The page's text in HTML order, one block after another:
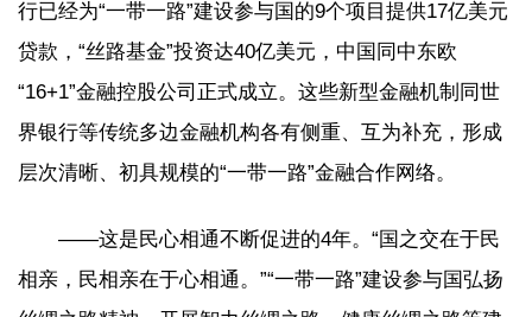
行已经为“一带一路”建设参与国的9个项目提供17亿美元
贷款，“丝路基金”投资达40亿美元，中国同中东欧
“16+1”金融控股公司正式成立。这些新型金融机制同世
界银行等传统多边金融机构各有侧重、互为补充，形成
层次清晰、初具规模的“一带一路”金融合作网络。
——这是民心相通不断促进的4年。“国之交在于民
相亲，民相亲在于心相通。”“一带一路”建设参与国弘扬